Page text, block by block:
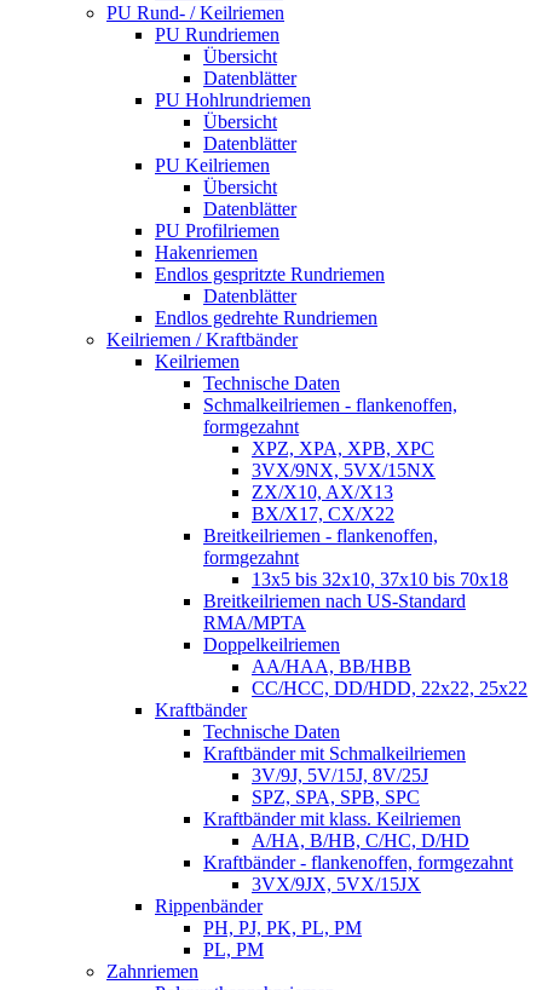
PU Rund- / Keilriemen
PU Rundriemen
Übersicht
Datenblätter
PU Hohlrundriemen
Übersicht
Datenblätter
PU Keilriemen
Übersicht
Datenblätter
PU Profilriemen
Hakenriemen
Endlos gespritzte Rundriemen
Datenblätter
Endlos gedrehte Rundriemen
Keilriemen / Kraftbänder
Keilriemen
Technische Daten
Schmalkeilriemen - flankenoffen,
formgezahnt
XPZ, XPA, XPB, XPC
3VX/9NX, 5VX/15NX
ZX/X10, AX/X13
BX/X17, CX/X22
Breitkeilriemen - flankenoffen,
formgezahnt
13x5 bis 32x10, 37x10 bis 70x18
Breitkeilriemen nach US-Standard
RMA/MPTA
Doppelkeilriemen
AA/HAA, BB/HBB
CC/HCC, DD/HDD, 22x22, 25x22
Kraftbänder
Technische Daten
Kraftbänder mit Schmalkeilriemen
3V/9J, 5V/15J, 8V/25J
SPZ, SPA, SPB, SPC
Kraftbänder mit klass. Keilriemen
A/HA, B/HB, C/HC, D/HD
Kraftbänder - flankenoffen, formgezahnt
3VX/9JX, 5VX/15JX
Rippenbänder
PH, PJ, PK, PL, PM
PL, PM
Zahnriemen